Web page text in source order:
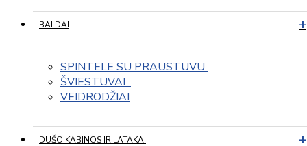
BALDAI
SPINTELE SU PRAUSTUVU
ŠVIESTUVAI
VEIDRODŽIAI
DUŠO KABINOS IR LATAKAI